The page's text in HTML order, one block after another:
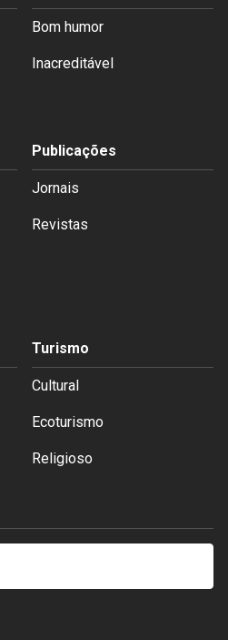
Bom humor
Inacreditável
Publicações
Jornais
Revistas
Turismo
Cultural
Ecoturismo
Religioso